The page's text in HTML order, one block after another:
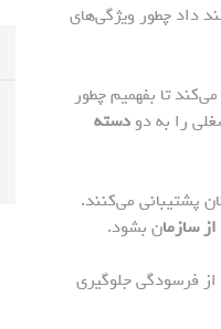
داد چطور ویژگی‌های
تا بفهمیم چطور
را به دو دسته
پشتیبانی می‌کنند.
سازمان بشود.
از فرسودگی جلوگیری